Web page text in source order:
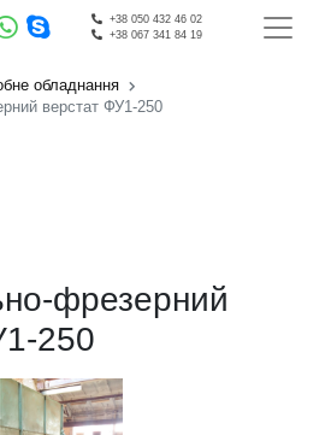
+38 050 432 46 02
+38 067 341 84 19
обладнання
верстат ФУ1-250
фрезерний
250